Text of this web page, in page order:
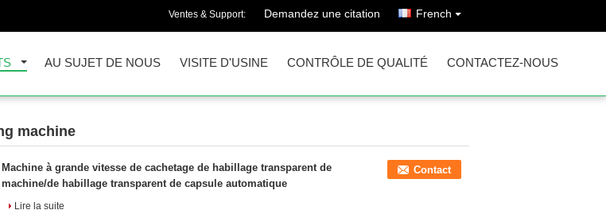
Ventes & Support: Demandez une citation French
AU SUJET DE NOUS VISITE D'USINE CONTRÔLE DE QUALITÉ CONTACTEZ-NOUS
machine
Machine à grande vitesse de cachetage de habillage transparent de
machine/de habillage transparent de capsule automatique
Contact
Lire la suite